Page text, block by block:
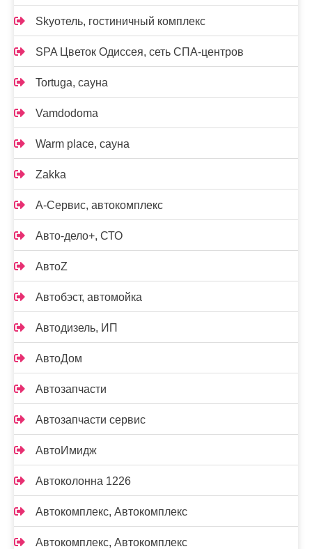
Skyотель, гостиничный комплекс
SPA Цветок Одиссея, сеть СПА-центров
Tortuga, сауна
Vamdodoma
Warm place, сауна
Zakka
А-Сервис, автокомплекс
Авто-дело+, СТО
АвтоZ
Автобэст, автомойка
Автодизель, ИП
АвтоДом
Автозапчасти
Автозапчасти сервис
АвтоИмидж
Автоколонна 1226
Автокомплекс, Автокомплекс
Автокомплекс, Автокомплекс